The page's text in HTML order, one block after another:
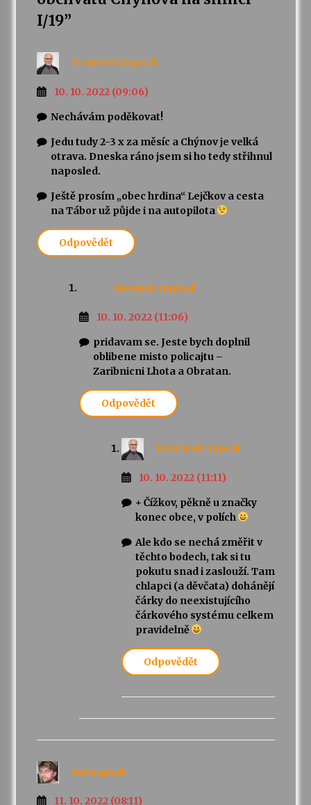
I/19”
frantisek napsal:
10. 10. 2022 (09:06)
Nechávám poděkovat!
Jedu tudy 2-3 x za měsíc a Chýnov je velká
otrava. Dneska ráno jsem si ho tedy střihnul
naposled.
Ještě prosím „obec hrdina“ Lejčkov a cesta
na Tábor už půjde i na autopilota
Odpovědět
Anonym napsal:
10. 10. 2022 (11:06)
pridavam se. Jeste bych doplnil
oblibene misto policajtu –
Zaribnicni Lhota a Obratan.
Odpovědět
frantisek napsal:
10. 10. 2022 (11:11)
+ Čížkov, pěkně u značky
konec obce, v polích
Ale kdo se nechá změřit v
těchto bodech, tak si tu
pokutu snad i zaslouží. Tam
chlapci (a děvčata) dohánějí
čárky do neexistujícího
čárkového systému celkem
pravidelně
Odpovědět
Axl napsal:
11. 10. 2022 (08:11)